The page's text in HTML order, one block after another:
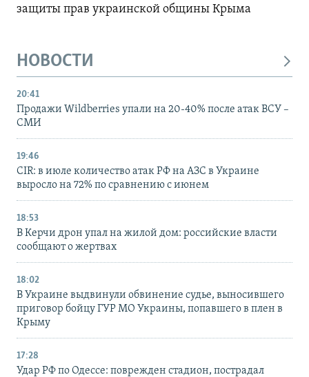
защиты прав украинской общины Крыма
НОВОСТИ
20:41
Продажи Wildberries упали на 20-40% после атак ВСУ –
СМИ
19:46
CIR: в июле количество атак РФ на АЗС в Украине
выросло на 72% по сравнению с июнем
18:53
В Керчи дрон упал на жилой дом: российские власти
сообщают о жертвах
18:02
В Украине выдвинули обвинение судье, выносившего
приговор бойцу ГУР МО Украины, попавшего в плен в
Крыму
17:28
Удар РФ по Одессе: поврежден стадион, пострадал